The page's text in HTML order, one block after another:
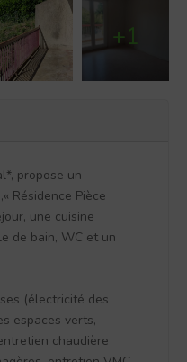
+1
propose un
Résidence Pièce
une cuisine
de bain, WC et un
(électricité des
espaces verts,
chaudière